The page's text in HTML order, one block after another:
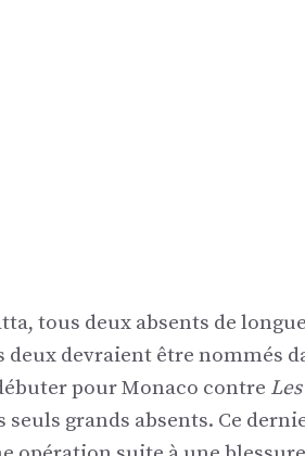
tous deux absents de
devraient être nommés
pour Monaco contre
grands absents. Ce